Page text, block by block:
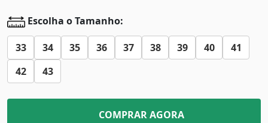
Escolha o Tamanho:
33 34 35 36 37 38 39 40
41
42
43
COMPRAR AGORA